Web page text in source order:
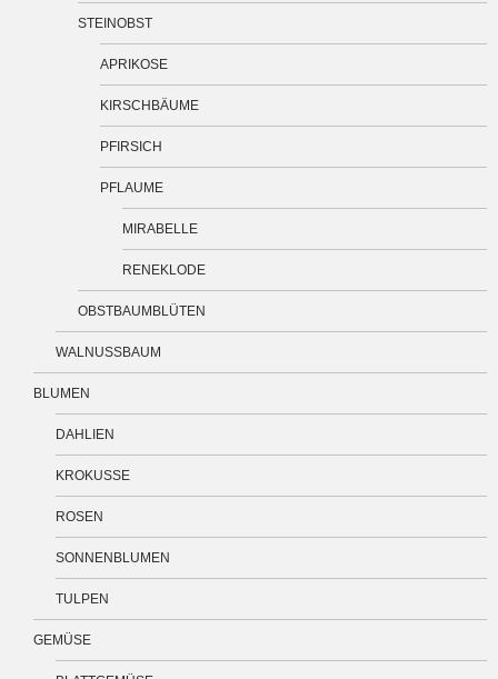
STEINOBST
APRIKOSE
KIRSCHBÄUME
PFIRSICH
PFLAUME
MIRABELLE
RENEKLODE
OBSTBAUMBLÜTEN
WALNUSSBAUM
BLUMEN
DAHLIEN
KROKUSSE
ROSEN
SONNENBLUMEN
TULPEN
GEMÜSE